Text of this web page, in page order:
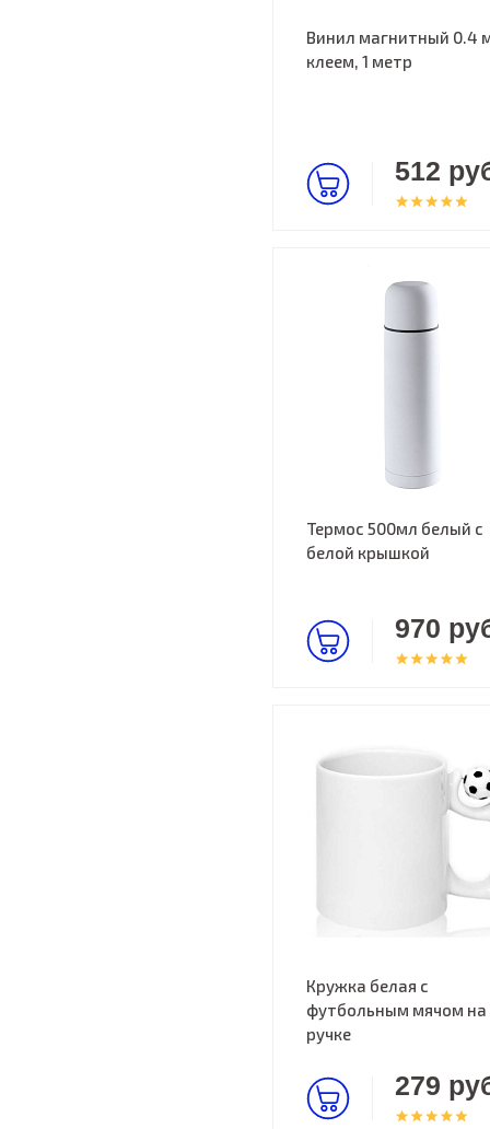
Винил магнитный 0.4
клеем, 1 метр
512
Термос 500мл белый с
белой крышкой
970
Кружка белая с
футбольным мячом на
ручке
279